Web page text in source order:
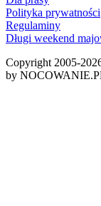
Polityka prywatności
Regulaminy
Długi weekend
Copyright 2005-
by